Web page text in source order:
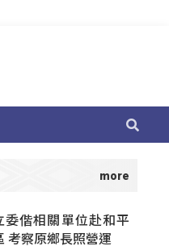
委偕相關單位赴和平
考察原鄉長照營運